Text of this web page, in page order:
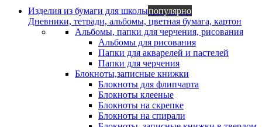
Изделия из бумаги для школыпопулярно
Дневники, тетради, альбомы, цветная бумага, картон
Альбомы, папки для черчения, рисования
Альбомы для рисования
Папки для акварелей и пастелей
Папки для черчения
Блокноты,записные книжки
Блокноты для флипчарта
Блокноты клееные
Блокноты на скрепке
Блокноты на спирали